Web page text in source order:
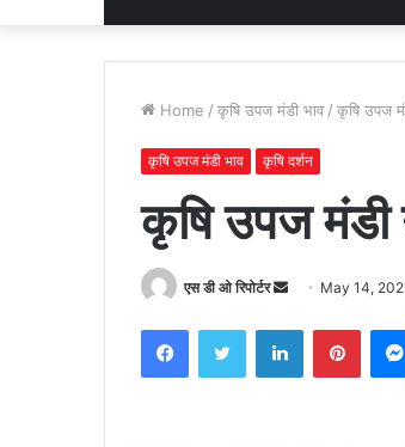
Home / कृषि उपज मंडी भाव / कृषि उपज
कृषि उपज मंडी भाव कृषि दर्शन
कृषि उपज
एस डी ओ रिपोर्टर
Send May 14,
FacebookTwitter LinkedIn